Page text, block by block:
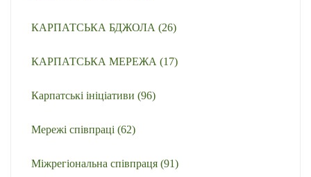
КАРПАТСЬКА БДЖОЛА (26)
КАРПАТСЬКА МЕРЕЖА (17)
Карпатські ініціативи (96)
Мережі співпраці (62)
Міжрегіональна співпраця (91)